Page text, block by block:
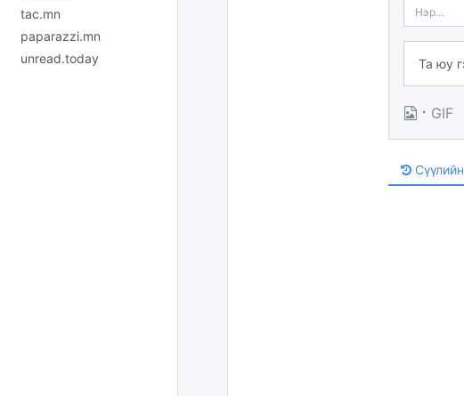
tac.mn
paparazzi.mn
unread.today
· GIF
Сүүлийн